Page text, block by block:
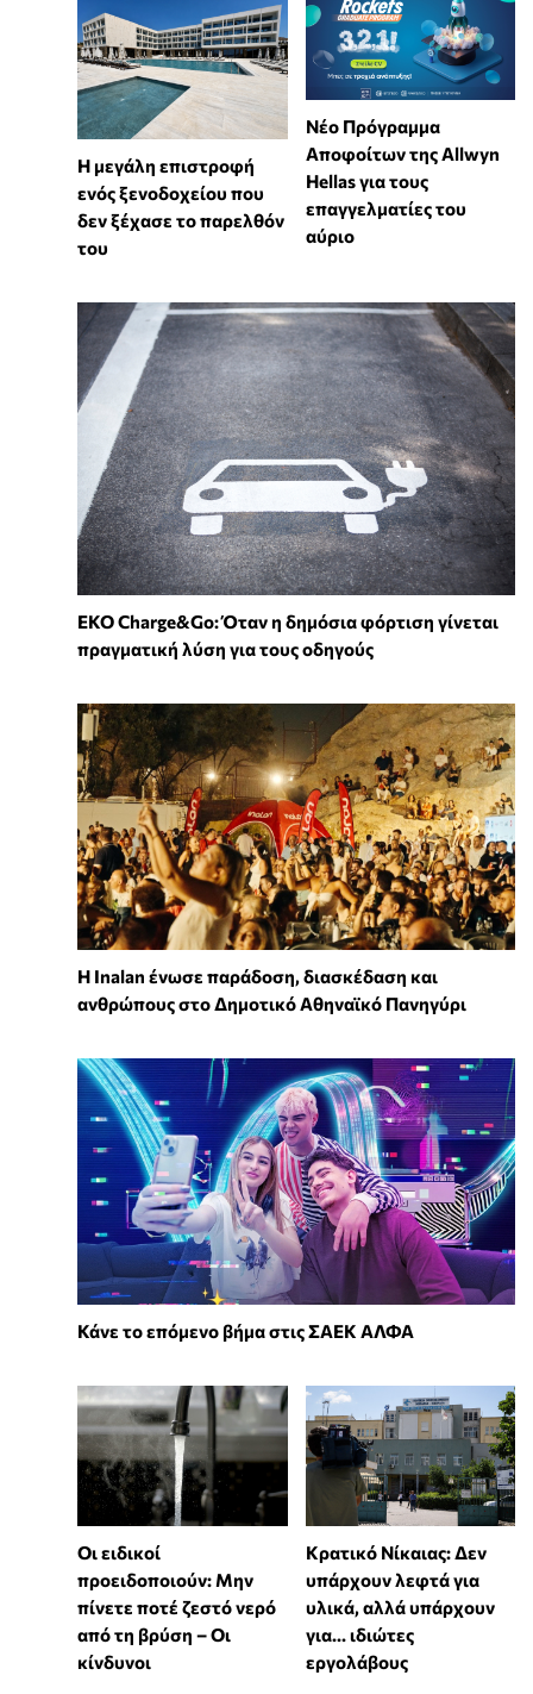
Η μεγάλη επιστροφή
ενός ξενοδοχείου που
δεν ξέχασε το παρελθόν
του
Νέο Πρόγραμμα
Αποφοίτων της Allwyn
Hellas για τους
επαγγελματίες του
αύριο
EKO Charge&Go: Όταν η δημόσια φόρτιση γίνεται
πραγματική λύση για τους οδηγούς
Η Inalan ένωσε παράδοση, διασκέδαση και
ανθρώπους στο Δημοτικό Αθηναϊκό Πανηγύρι
Κάνε το επόμενο βήμα στις ΣΑΕΚ ΑΛΦΑ
Οι ειδικοί
προειδοποιούν: Μην
πίνετε ποτέ ζεστό νερό
από τη βρύση – Οι
κίνδυνοι
Κρατικό Νίκαιας: Δεν
υπάρχουν λεφτά για
υλικά, αλλά υπάρχουν
για... ιδιώτες
εργολάβους